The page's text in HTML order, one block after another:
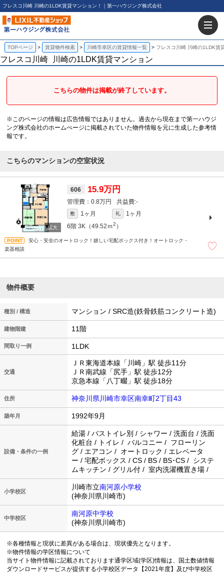
フレスコ川崎 川崎の1LDK賃貸マンション！｜第一ハウジング株式会社
TOPページ 賃貸物件検索 川崎市幸区の賃貸情報一覧 フレスコ川崎 川崎の1LDK賃
フレスコ川崎 川崎の1LDK賃貸マンション
こちらの物件は掲載が終了しています。
※このページの情報は広告情報ではありません。過去から現在まで第一ハウジ
ング株式会社のホームぺージに掲載されていた物件情報を元に生成した参考情
報です。
こちらのマンションの空室状況
606 15.9万円
0.8万円 -
敷 1ヶ月 礼
1ヶ月
6階 3K（49.52ｍ2 ）
安心・安全のオートロック！嬉しい宅配ボックス付き！オートロック・
楽器相談
物件概要
種別 / 構造 マンション / SRC造(鉄骨鉄筋コンクリート造)
建物階建 11階
間取り一例 1LDK
交通
ＪＲ東海道本線「川崎」駅 徒歩11分
ＪＲ南武線「尻手」駅 徒歩12分
京急本線「八丁畷」駅 徒歩18分
住所 神奈川県川崎市幸区南幸町2丁目43
築年月 1992年9月
設備・条件の一例
給湯 / バストイレ別 / シャワー / 洗面台 / 洗面
化粧台 / トイレ / バルコニー / フローリン
グ / エアコン / オートロック / エレベータ
ー / 宅配ボックス / CS / BS / BS･CS / システ
ムキッチン / グリル付 / 室内洗濯機置き場 /
小学校区
川崎市立南河原小学校
(神奈川県川崎市)
中学校区
南河原中学校
(神奈川県川崎市)
※各種情報と現状に差異がある場合は、現状優先となります。
※物件情報の学区情報について
当サイト物件情報に記載されております通学区域(学区)情報は、国土数値情報
ダウンロードサービスが提供する小学校区データ【2021年度】及び中学校区